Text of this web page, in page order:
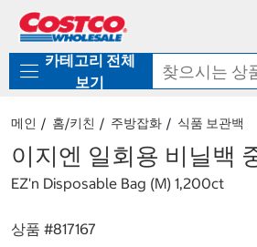
로
기
가
카테고리 전체
보기
메인 홈/키친 주방잡화 식품 보관백
이지엔 일회용 비닐백
EZ'n Disposable Bag (M) 1,200ct
상품 #817167